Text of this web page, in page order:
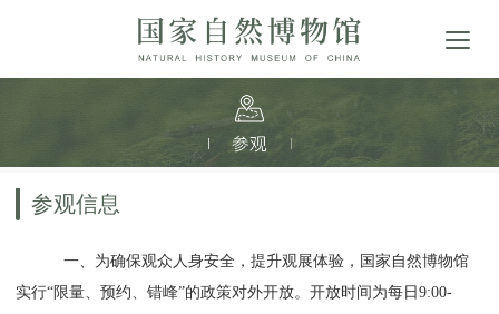
参观信息
一、为确保观众人身安全，提升观展体验，国家自然博物馆
实行“限量、预约、错峰”的政策对外开放。开放时间为每日9:00-